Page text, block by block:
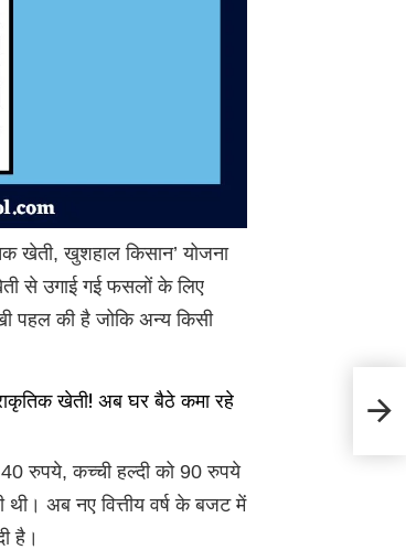
खेती, खुशहाल किसान’ योजना
से उगाई गई फसलों के लिए
पहल की है जोकि अन्य किसी
खेती! अब घर बैठे कमा रहे
रुपये, कच्ची हल्दी को 90 रुपये
थी। अब नए वित्तीय वर्ष के बजट में
है।